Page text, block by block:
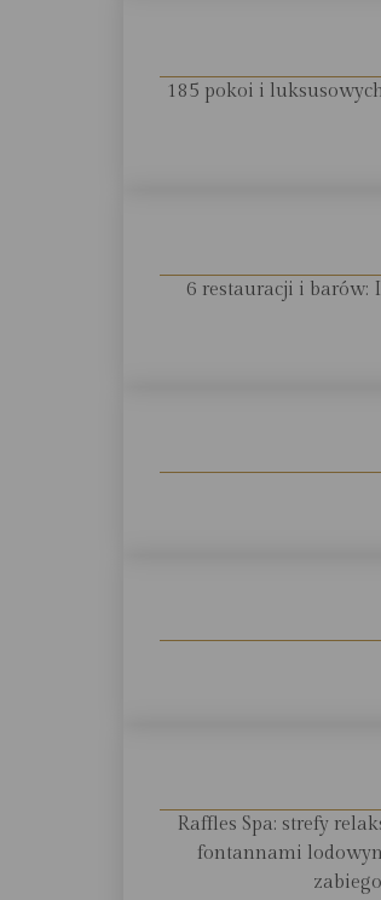
185 pokoi i
6 restauracji i barów:
Raffles Spa: strefy
fontannami